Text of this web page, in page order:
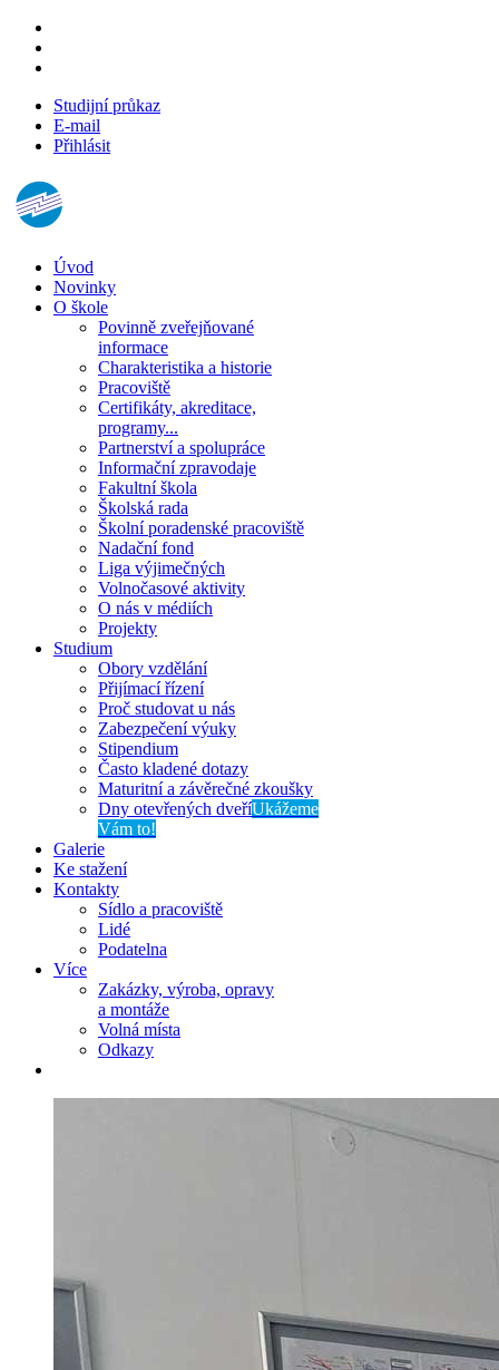
Studijní průkaz
E-mail
Přihlásit
Úvod
Novinky
O škole
Povinně zveřejňované
informace
Charakteristika a historie
Pracoviště
Certifikáty, akreditace,
programy...
Partnerství a spolupráce
Informační zpravodaje
Fakultní škola
Školská rada
Školní poradenské pracoviště
Nadační fond
Liga výjimečných
Volnočasové aktivity
O nás v médiích
Projekty
Studium
Obory vzdělání
Přijímací řízení
Proč studovat u nás
Zabezpečení výuky
Stipendium
Často kladené dotazy
Maturitní a závěrečné zkoušky
Dny otevřených dveříUkážeme
Vám to!
Galerie
Ke stažení
Kontakty
Sídlo a pracoviště
Lidé
Podatelna
Více
Zakázky, výroba, opravy
a montáže
Volná místa
Odkazy